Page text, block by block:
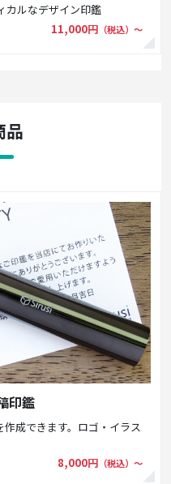
カルなデザイン印鑑
11,000円 （税込）〜
品
印鑑
成できます。ロゴ・イラス
8,000円 （税込）〜